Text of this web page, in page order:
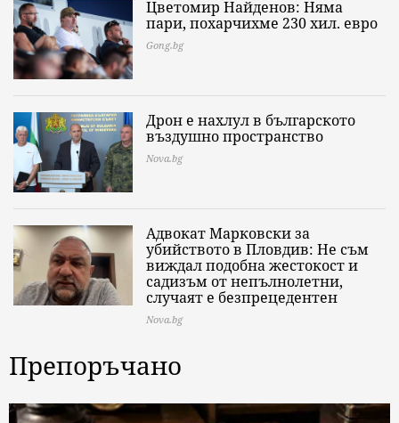
Цветомир Найденов: Няма
пари, похарчихме 230 хил. евро
Gong.bg
Дрон е нахлул в българското
въздушно пространство
Nova.bg
Адвокат Марковски за
убийството в Пловдив: Не съм
виждал подобна жестокост и
садизъм от непълнолетни,
случаят е безпрецедентен
Nova.bg
Препоръчано